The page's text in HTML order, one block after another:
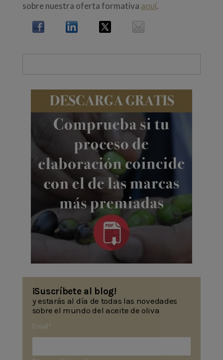
sobre nuestra oferta formativa aquí.
¡Suscríbete al blog!
y estarás al día de todas las novedades
sobre el mundo del aceite de oliva
Email *